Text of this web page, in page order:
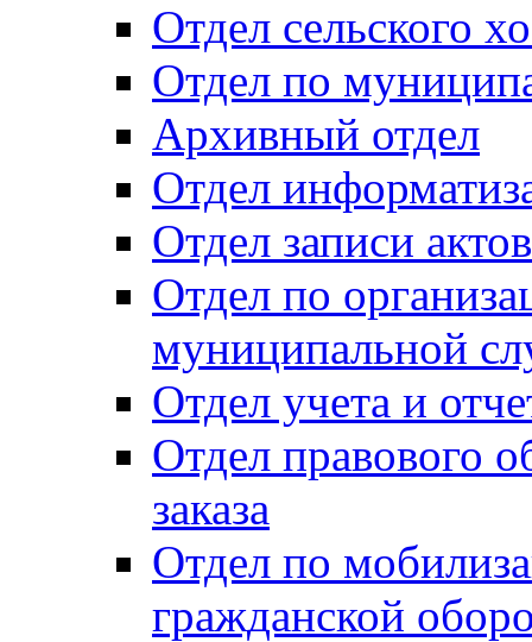
Отдел сельского
Отдел по
Архивный отдел
Отдел
Отдел записи
Отдел по
муниципальной
Отдел учета и
Отдел правового
заказа
Отдел по
гражданской